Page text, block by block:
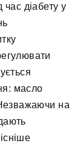
діабету у
масло
на